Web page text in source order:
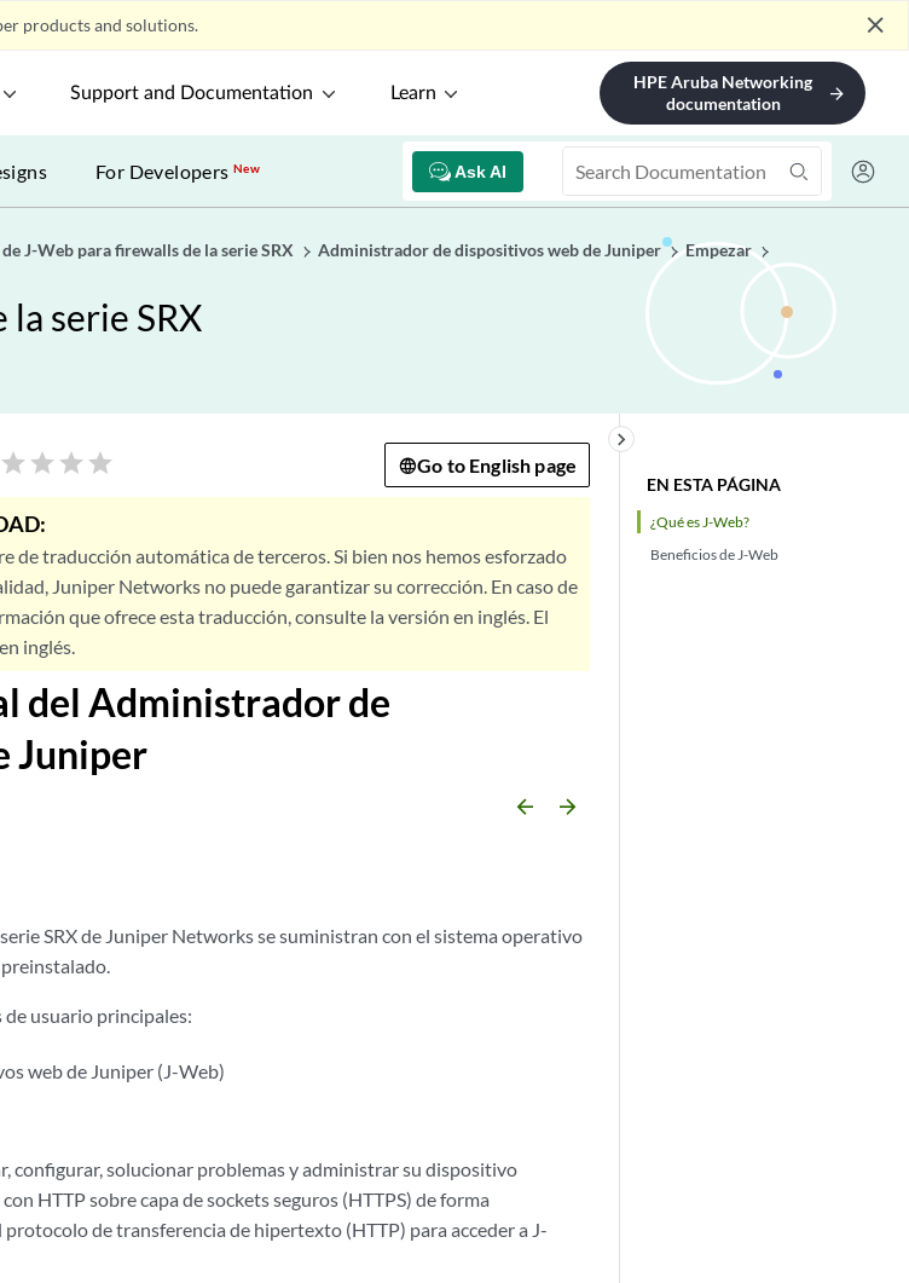
products and solutions. close
Support and Documentation Learn
HPE Aruba Networking
documentation
arrow_forward
Ask AI
For DevelopersNew
J-Web para firewalls de la serie SRX Administrador de dispositivos web de Juniper Empezar
serie SRX
EN ESTA PÁGINA
¿Qué es J-Web?
Beneficios de J-Web
keyboard_arrow_right
star star star star Go to English page
de traducción automática de terceros. Si bien nos hemos esforzado
Juniper Networks no puede garantizar su corrección. En caso de
que ofrece esta traducción, consulte la versión en inglés. El
inglés.
del Administrador de
Juniper
arrow_backward arrow_forward
SRX de Juniper Networks se suministran con el sistema operativo
de usuario principales:
web de Juniper (J-Web)
configurar, solucionar problemas y administrar su dispositivo
HTTP sobre capa de sockets seguros (HTTPS) de forma
de transferencia de hipertexto (HTTP) para acceder a J-